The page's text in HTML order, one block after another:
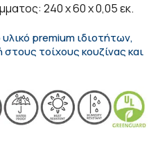
240 x 60 x 0,05 εκ.
premium ιδιοτήτων,
τοίχους κουζίνας και